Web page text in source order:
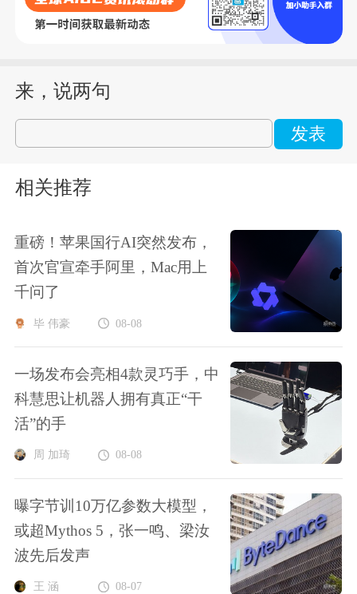
来，说两句
发表
相关推荐
重磅！苹果国行AI突然发布，
首次官宣牵手阿里，Mac用上
千问了
毕 伟豪 08-08
一场发布会亮相4款灵巧手，中
科慧思让机器人拥有真正“干
活”的手
周 加琦 08-08
曝字节训10万亿参数大模型，
或超Mythos 5，张一鸣、梁汝
波先后发声
王 涵 08-07